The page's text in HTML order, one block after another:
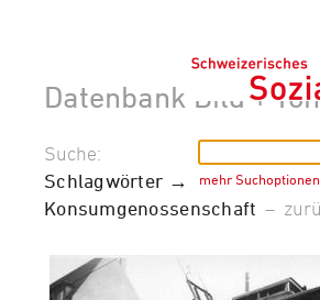
Datenbank Bild + Ton
mehr
Suche:
Schlagwörter →
Konsumgenossenschaft –